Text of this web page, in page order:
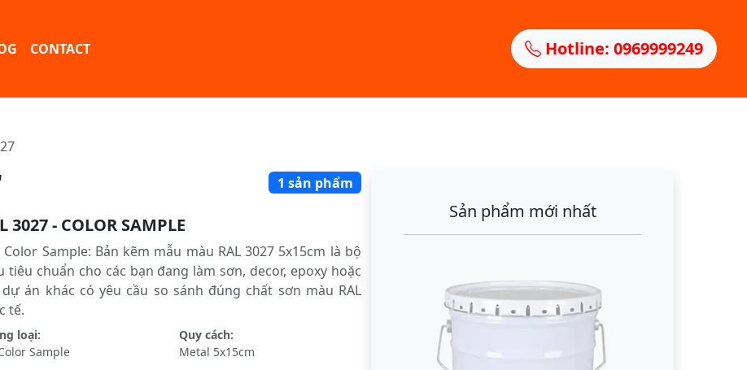
CONTACT Hotline: 0969999249
1 sản phẩm
3027 - COLOR SAMPLE
Color Sample: Bản kẽm mẫu màu RAL 3027 5x15cm là bộ
tiêu chuẩn cho các bạn đang làm sơn, decor, epoxy hoặc
dự án khác có yêu cầu so sánh đúng chất sơn màu RAL
tế.
loại:
Sample
Quy cách:
Metal 5x15cm
Sản phẩm mới nhất